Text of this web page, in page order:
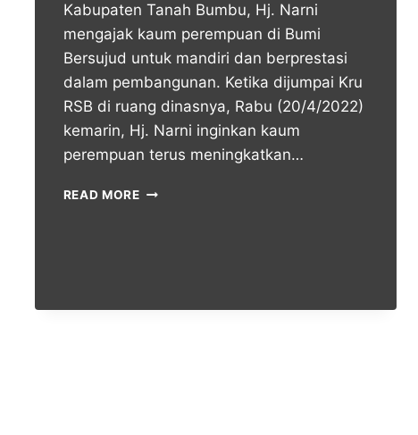
Kabupaten Tanah Bumbu, Hj. Narni
mengajak kaum perempuan di Bumi
Bersujud untuk mandiri dan berprestasi
dalam pembangunan. Ketika dijumpai Kru
RSB di ruang dinasnya, Rabu (20/4/2022)
kemarin, Hj. Narni inginkan kaum
perempuan terus meningkatkan…
READ MORE